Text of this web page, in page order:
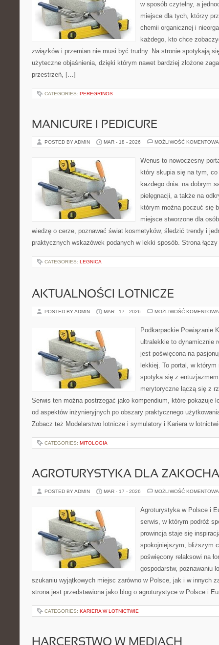
w sposób czytelny, a
miejsce dla tych, którzy
chemii organicznej i
każdego, kto chce
związków i przemian nie musi być trudny. Na stronie spotykają
użyteczne objaśnienia, dzięki którym nawet bardziej złożone
przestrzeń, […]
CATEGORIES: PEREGRINOS
MANICURE I PEDICURE
POSTED BY ADMIN MAR - 18 - 2026 MOŻLIWOŚĆ
Wenus to nowoczesny
który skupia się na tym,
każdego dnia: na dobrym
pielęgnacji, a także na
którym można poczuć się
miejsce stworzone dla
wiedzę o cerze, poznawać świat kosmetyków, śledzić trendy i
praktycznych wskazówek podanych w lekki sposób. Strona
CATEGORIES: LEGNICA
AKTUALNOŚCI LOTNICZE
POSTED BY ADMIN MAR - 17 - 2026 MOŻLIWOŚĆ
Podkarpackie Powiązanie
ultralekkie to dynamicznie
jest poświęcona na
lekkiej. To portal, w
spotyka się z
merytoryczne łączą się z
Serwis ten można postrzegać jako kompendium, które pokazuje
od aspektów inżynieryjnych po obszary praktycznego
Zobacz też Modelarstwo lotnicze i symulatory i Kariera w
CATEGORIES: MITOLOGIA
AGROTURYSTYKA DLA
POSTED BY ADMIN MAR - 17 - 2026 MOŻLIWOŚĆ
Agroturystyka w Polsce i
serwis, w którym podróż
prowincja staje się
spokojniejszym, bliższym
poświęcony relaksowi na
gospodarstw, poznawaniu
szukaniu wyjątkowych miejsc zarówno w Polsce, jak i w innych
strona jest przedstawiona jako blog o agroturystyce w Polsce i
CATEGORIES: KARIERA W LOTNICTWIE
HARCERSTWO W MEDIACH